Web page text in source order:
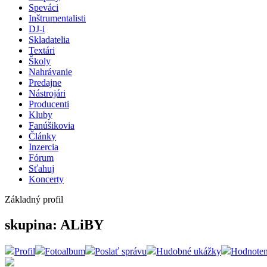
Speváci
Inštrumentalisti
DJ-i
Skladatelia
Textári
Školy
Nahrávanie
Predajne
Nástrojári
Producenti
Kluby
Fanúšikovia
Články
Inzercia
Fórum
Sťahuj
Koncerty
Základný profil
skupina: ALiBY
Profil Fotoalbum Poslať správu Hudobné ukážky